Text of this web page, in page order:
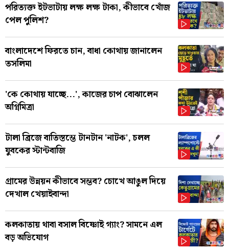
পরিত্যক্ত ইটভাটায় লক্ষ লক্ষ টাকা, কীভাবে খোঁজ
পেল পুলিশ?
বাংলাদেশে ফিরতে চান, বাধা কোথায় জানালেন
তসলিমা
'কে কোথায় যাচ্ছে...', কাজের চাপ বোঝালেন
অগ্নিমিত্রা
টালা ব্রিজে বাতিস্তম্ভে টানটান 'নাটক', চলল
যুবকের স্টান্টবাজি
গ্রামের উন্নয়ন কীভাবে সম্ভব? চোখে আঙুল দিয়ে
দেখাল খেয়াইবান্দা
কলকাতায় থাবা বসাল বিষ্ণোই গ্যাং? সামনে এল
বড় অভিযোগ